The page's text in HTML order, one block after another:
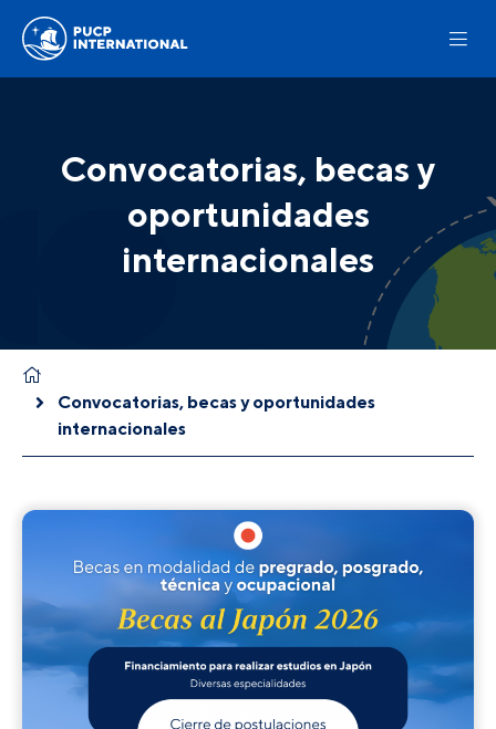
Convocatorias, becas y
oportunidades
internacionales
Convocatorias, becas y oportunidades
internacionales